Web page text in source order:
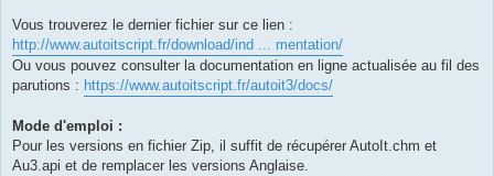
Vous trouverez le dernier fichier sur ce lien :
http://www.autoitscript.fr/download/ind ... mentation/
Ou vous pouvez consulter la documentation en ligne actualisée au fil des
parutions : https://www.autoitscript.fr/autoit3/docs/
Mode d'emploi :
Pour les versions en fichier Zip, il suffit de récupérer AutoIt.chm et
Au3.api et de remplacer les versions Anglaise.